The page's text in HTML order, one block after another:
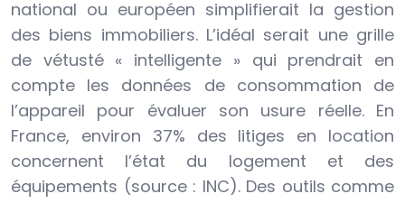
national ou européen simplifierait la gestion
des biens immobiliers. L’idéal serait une grille
de vétusté « intelligente » qui prendrait en
compte les données de consommation de
l’appareil pour évaluer son usure réelle. En
France, environ 37% des litiges en location
concernent l’état du logement et des
équipements (source : INC). Des outils comme